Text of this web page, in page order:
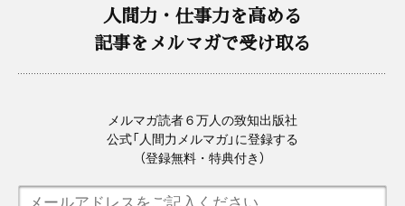
人間力・仕事力を高める
記事をメルマガで受け取る
メルマガ読者６万人の致知出版社
公式「人間力メルマガ」に登録する
（登録無料・特典付き）